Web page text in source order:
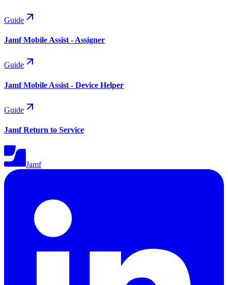
Guide
Jamf Mobile Assist - Assigner
Guide
Jamf Mobile Assist - Device Helper
Guide
Jamf Return to Service
Jamf